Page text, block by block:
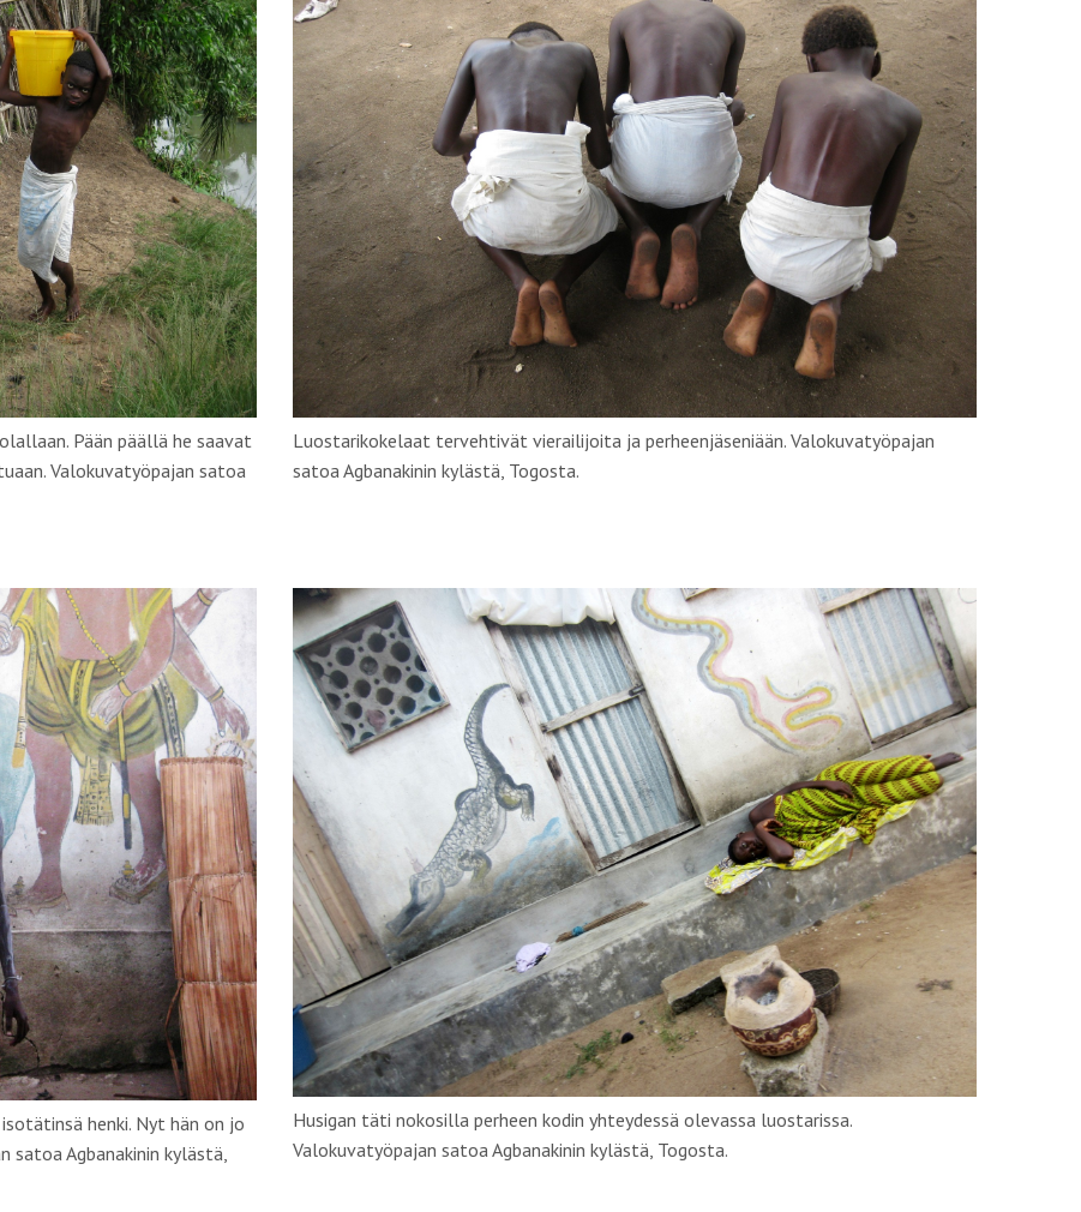
Pään päällä he saavat
Valokuvatyöpajan satoa
Luostarikokelaat tervehtivät vierailijoita ja perheenjäseniään. Valokuvatyöpajan
satoa Agbanakinin kylästä, Togosta.
henki. Nyt hän on jo
Agbanakinin kylästä,
Husigan täti nokosilla perheen kodin yhteydessä olevassa luostarissa.
Valokuvatyöpajan satoa Agbanakinin kylästä, Togosta.